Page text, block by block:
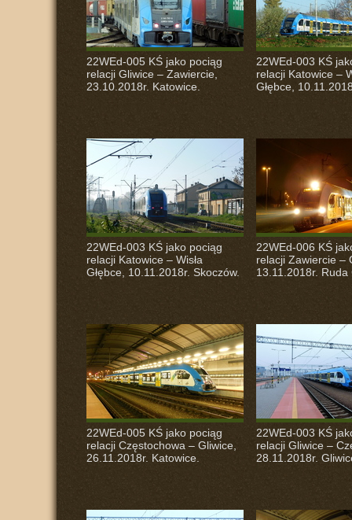
22WEd-005 KŚ jako pociąg
relacji Gliwice – Zawiercie,
23.10.2018r. Katowice.
22WEd-003 KŚ
relacji Katowice –
Głębce,
22WEd-003 KŚ jako pociąg
relacji Katowice – Wisła
Głębce, 10.11.2018r. Skoczów.
22WEd-006 KŚ
relacji Zawiercie –
13.11.2018r. Ruda
22WEd-005 KŚ jako pociąg
relacji Częstochowa – Gliwice,
26.11.2018r. Katowice.
22WEd-003 KŚ
relacji Gliwice –
28.11.2018r.